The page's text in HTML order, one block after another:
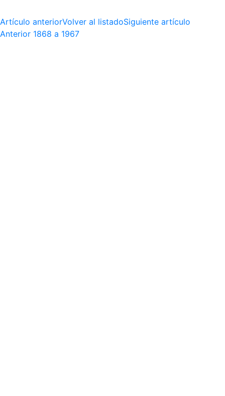
Artículo anteriorVolver al listadoSiguiente artículo
Anterior 1868 a 1967